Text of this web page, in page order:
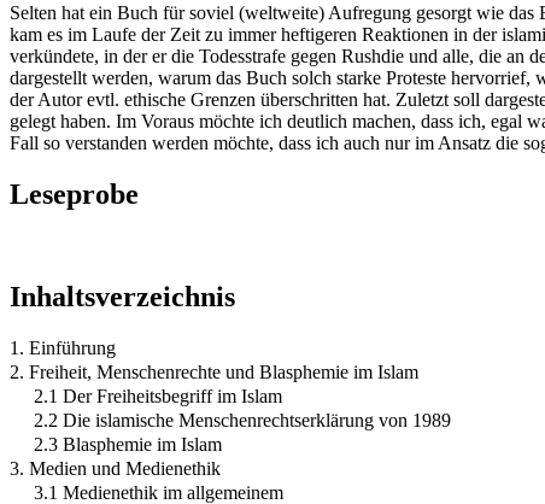
Selten hat ein Buch für soviel (weltweite) Aufregung gesorgt wie das
kam es im Laufe der Zeit zu immer heftigeren Reaktionen in der
verkündete, in der er die Todesstrafe gegen Rushdie und alle, die an
dargestellt werden, warum das Buch solch starke Proteste
der Autor evtl. ethische Grenzen überschritten hat. Zuletzt soll
gelegt haben. Im Voraus möchte ich deutlich machen, dass ich, egal
Fall so verstanden werden möchte, dass ich auch nur im Ansatz die
Leseprobe
Inhaltsverzeichnis
1. Einführung
2. Freiheit, Menschenrechte und Blasphemie im Islam
2.1 Der Freiheitsbegriff im Islam
2.2 Die islamische Menschenrechtserklärung von 1989
2.3 Blasphemie im Islam
3. Medien und Medienethik
3.1 Medienethik im allgemeinem